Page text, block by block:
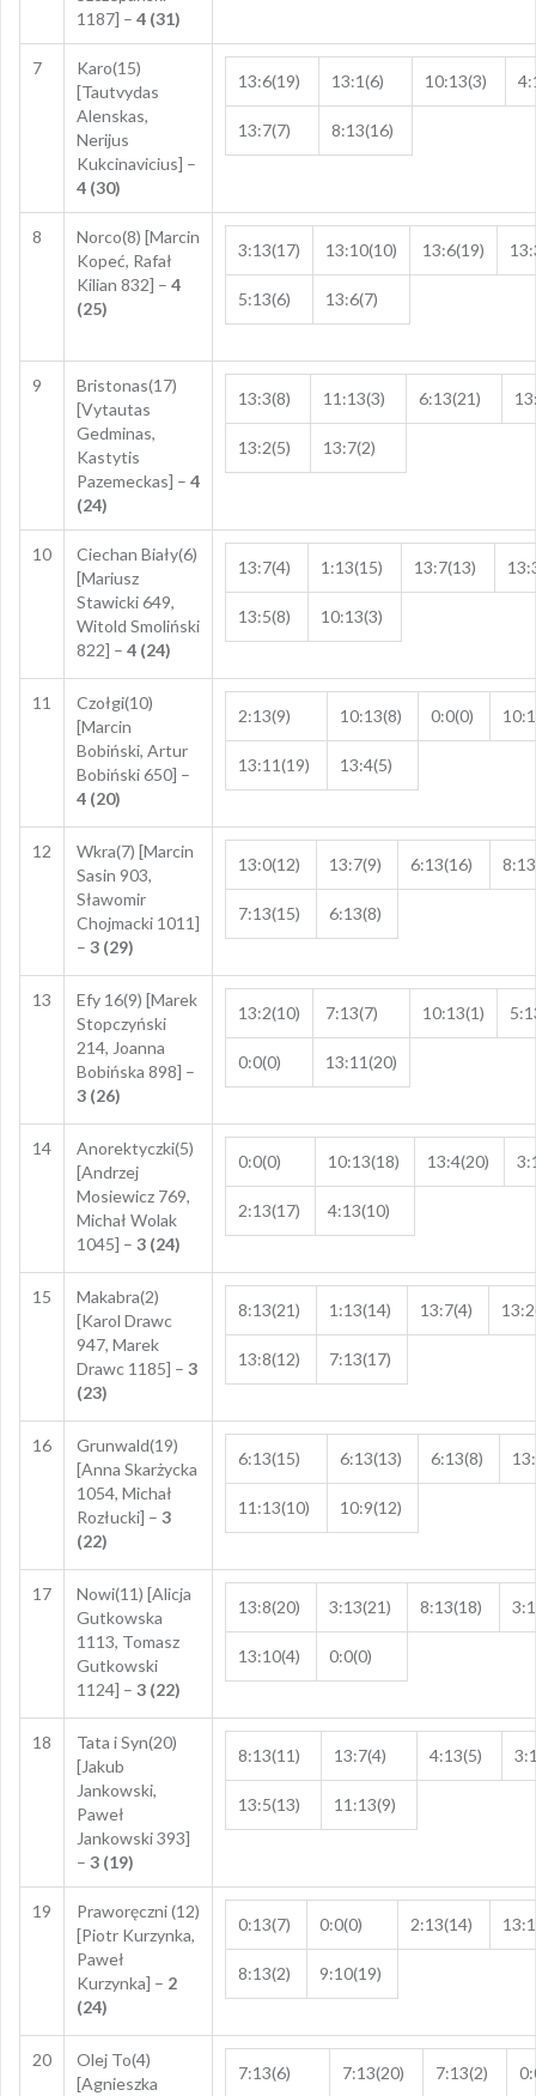
1187] – 4 (31)
7
Karo(15)
[Tautvydas
Alenskas,
Nerijus
Kukcinavicius] –
4 (30)
13:6(19) 13:1(6) 10:13(3)
13:7(7) 8:13(16)
8
Norco(8) [Marcin
Kopeć, Rafał
Kilian 832] – 4
(25)
3:13(17) 13:10(10) 13:6(19)
5:13(6) 13:6(7)
9
Bristonas(17)
[Vytautas
Gedminas,
Kastytis
Pazemeckas] – 4
(24)
13:3(8) 11:13(3) 6:13(21)
13:2(5) 13:7(2)
10
Ciechan Biały(6)
[Mariusz
Stawicki 649,
Witold Smoliński
822] – 4 (24)
13:7(4) 1:13(15) 13:7(13)
13:5(8) 10:13(3)
11
Czołgi(10)
[Marcin
Bobiński, Artur
Bobiński 650] –
4 (20)
2:13(9) 10:13(8) 0:0(0)
13:11(19) 13:4(5)
12
Wkra(7) [Marcin
Sasin 903,
Sławomir
Chojmacki 1011]
– 3 (29)
13:0(12) 13:7(9) 6:13(16)
7:13(15) 6:13(8)
13
Efy 16(9) [Marek
Stopczyński
214, Joanna
Bobińska 898] –
3 (26)
13:2(10) 7:13(7) 10:13(1)
0:0(0) 13:11(20)
14
Anorektyczki(5)
[Andrzej
Mosiewicz 769,
Michał Wolak
1045] – 3 (24)
0:0(0) 10:13(18) 13:4(20)
2:13(17) 4:13(10)
15
Makabra(2)
[Karol Drawc
947, Marek
Drawc 1185] – 3
(23)
8:13(21) 1:13(14) 13:7(4)
13:8(12) 7:13(17)
16
Grunwald(19)
[Anna Skarżycka
1054, Michał
Rozłucki] – 3
(22)
6:13(15) 6:13(13) 6:13(8)
11:13(10) 10:9(12)
17
Nowi(11) [Alicja
Gutkowska
1113, Tomasz
Gutkowski
1124] – 3 (22)
13:8(20) 3:13(21) 8:13(18)
13:10(4) 0:0(0)
18
Tata i Syn(20)
[Jakub
Jankowski,
Paweł
Jankowski 393]
– 3 (19)
8:13(11) 13:7(4) 4:13(5)
13:5(13) 11:13(9)
19
Praworęczni (12)
[Piotr Kurzynka,
Paweł
Kurzynka] – 2
(24)
0:13(7) 0:0(0) 2:13(14)
8:13(2) 9:10(19)
20
Olej To(4)
[Agnieszka
7:13(6) 7:13(20) 7:13(2)